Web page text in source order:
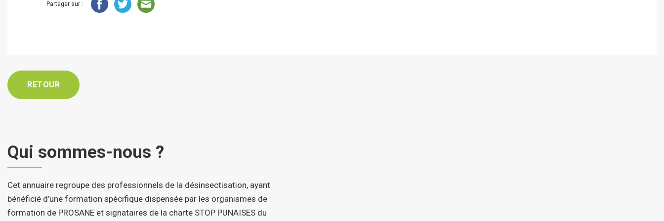
Partager sur :
RETOUR
Qui sommes-nous ?
Cet annuaire regroupe des professionnels de la désinsectisation, ayant
bénéficié d’une formation spécifique dispensée par les organismes de
formation de PROSANE et signataires de la charte STOP PUNAISES du